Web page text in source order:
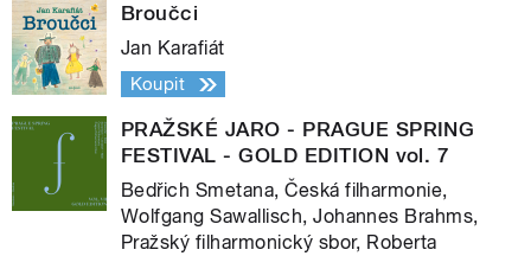
Broučci
Jan Karafiát
Koupit
PRAŽSKÉ JARO - PRAGUE SPRING
FESTIVAL - GOLD EDITION vol. 7
Bedřich Smetana, Česká filharmonie,
Wolfgang Sawallisch, Johannes Brahms,
Pražský filharmonický sbor, Roberta